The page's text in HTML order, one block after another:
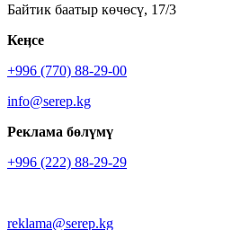
Байтик баатыр көчөсү, 17/3
Кеӊсе
+996 (770) 88-29-00
info@serep.kg
Реклама бөлүмү
+996 (222) 88-29-29
reklama@serep.kg